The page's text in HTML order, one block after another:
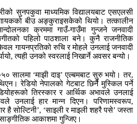
सुनपकुवा माध्यमिक विद्यालयबाट एसएलसी
गायकको बीउ अङ्कुराइसकेको थियो। तत्कालीन
क्रममा गाउँ-गाउँमा गुन्जने जनवादी
पहिलो पाठशाला बने। कुनै राजनीतिक
गायनप्रतिको रुचि र मोहले उनलाई जनवादी
त्यही उनको स्वरलाई निखार्ने अवसर बन्यो।
सालमा ‘माझी दाइ’ एल्बमबाट सुरु भयो। तर,
रेडियो नेपालको गेटबाट छिर्नै मुस्किल पर्ने
तिरस्कार र आर्थिक अभावले उनलाई
उनलाई हार मान्न दिएन। परिणामस्वरूप,
सोल्टिनी’, ‘साइली र माइली शहरै पसे’ जस्ता
आकाशमा गुन्जिए।